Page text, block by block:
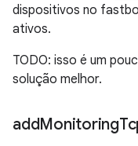
dispositivos no
ativos.
TODO: isso é um
solução melhor.
addMonitoring